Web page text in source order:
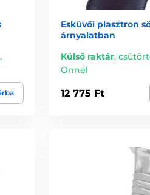
Esküvői plasztron
árnyalatban
Külső raktár,
Önnél
12 775 Ft